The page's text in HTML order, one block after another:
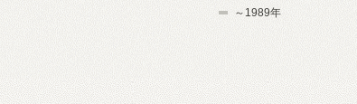
～1989年